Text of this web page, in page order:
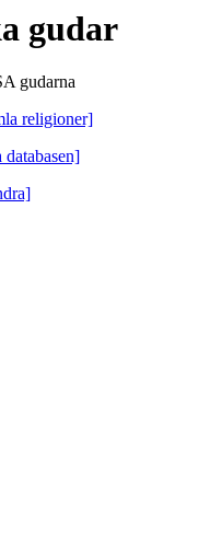
gudar
gudarna
religioner]